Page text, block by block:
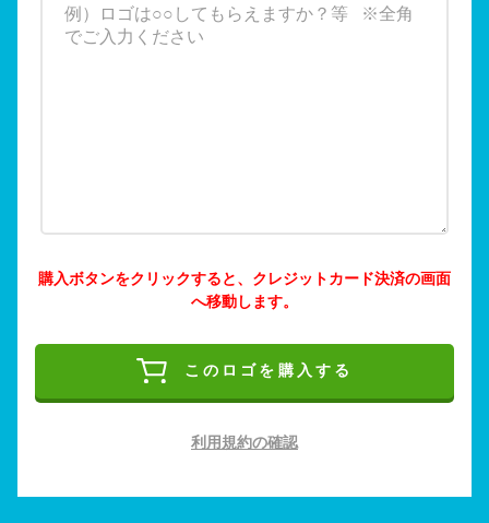
購入ボタンをクリックすると、クレジットカード決済の画面
へ移動します。
このロゴを購入する
利用規約の確認